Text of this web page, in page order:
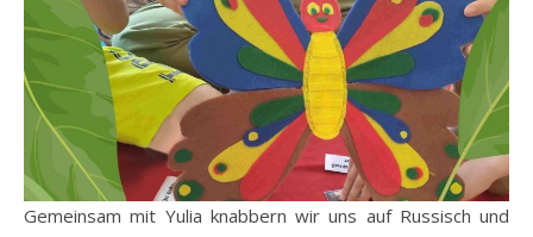
Gemeinsam mit Yulia knabbern wir uns auf Russisch und